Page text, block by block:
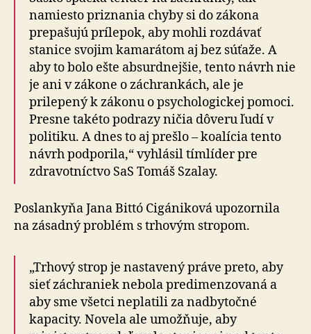
namiesto priznania chyby si do zákona
prepašujú prílepok, aby mohli rozdávať
stanice svojim kamarátom aj bez súťaže. A
aby to bolo ešte absurdnejšie, tento návrh nie
je ani v zákone o záchrankách, ale je
prilepený k zákonu o psychologickej pomoci.
Presne takéto podrazy ničia dôveru ľudí v
politiku. A dnes to aj prešlo – koalícia tento
návrh podporila,“ vyhlásil tímlíder pre
zdravotníctvo SaS Tomáš Szalay.
Poslankyňa Jana Bittó Cigániková upozornila
na zásadný problém s trhovým stropom.
„Trhový strop je nastavený práve preto, aby
sieť záchraniek nebola predimenzovaná a
aby sme všetci neplatili za nadbytočné
kapacity. Novela ale umožňuje, aby